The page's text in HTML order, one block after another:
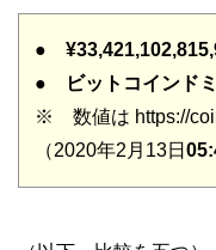
●
●
ビットコインド
※ 数値は https://
（2020年2月13日